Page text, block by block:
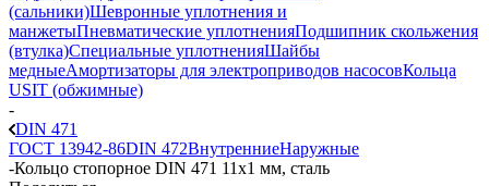
(сальники)Шевронные уплотнения и
манжетыПневматические уплотненияПодшипник скольжения
(втулка)Специальные уплотненияШайбы
медныеАмортизаторы для электроприводов насосовКольца
USIT (обжимные)
-
DIN 471
ГОСТ 13942-86DIN 472ВнутренниеНаружные
-Кольцо стопорное DIN 471 11x1 мм, сталь